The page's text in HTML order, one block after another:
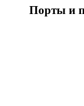
Порты и